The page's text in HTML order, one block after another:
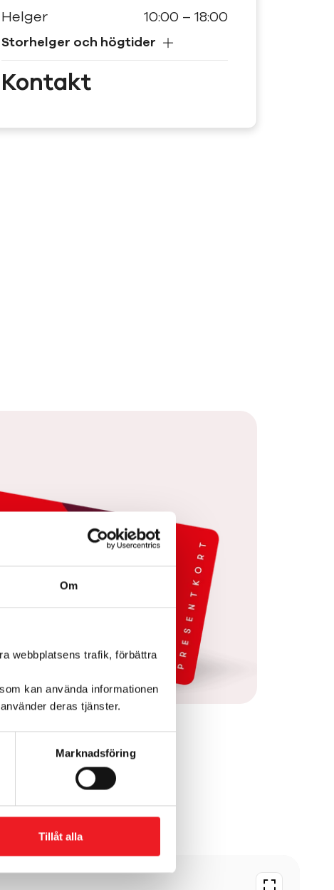
Om
webbplatsens trafik, förbättra
kan använda informationen
deras tjänster.
Marknadsföring
Tillåt alla
Helger
10:00 – 18:00
Storhelger och högtider
Kontakt